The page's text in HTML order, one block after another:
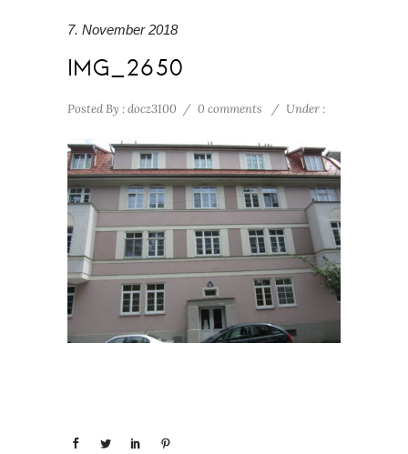
7. November 2018
IMG_2650
Posted By : docz3100 / 0 comments / Under :